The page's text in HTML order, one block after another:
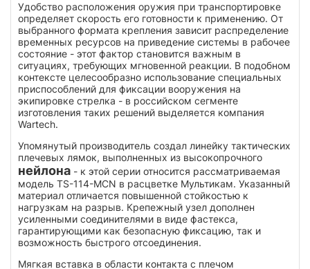
Удобство расположения оружия при транспортировке
определяет скорость его готовности к применению. От
выбранного формата крепления зависит распределение
временных ресурсов на приведение системы в рабочее
состояние - этот фактор становится важным в
ситуациях, требующих мгновенной реакции. В подобном
контексте целесообразно использование специальных
приспособлений для фиксации вооружения на
экипировке стрелка - в российском сегменте
изготовления таких решений выделяется компания
Wartech.
Упомянутый производитель создал линейку тактических
плечевых лямок, выполненных из высокопрочного
нейлона - к этой серии относится рассматриваемая
модель TS-114-MCN в расцветке Мультикам. Указанный
материал отличается повышенной стойкостью к
нагрузкам на разрыв. Крепежный узел дополнен
усиленными соединителями в виде фастекса,
гарантирующими как безопасную фиксацию, так и
возможность быстрого отсоединения.
Мягкая вставка в области контакта с плечом